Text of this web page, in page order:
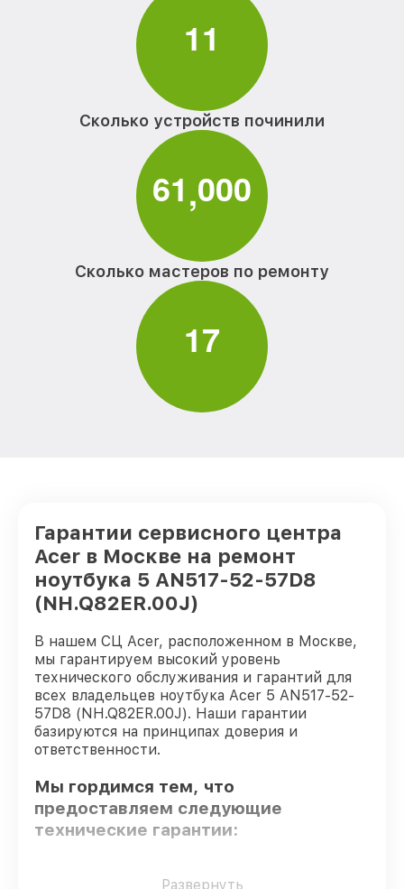
11
Сколько устройств починили
61,000
Сколько мастеров по ремонту
17
Гарантии сервисного центра
Acer в Москве на ремонт
ноутбука 5 AN517-52-57D8
(NH.Q82ER.00J)
В нашем СЦ Acer, расположенном в Москве,
мы гарантируем высокий уровень
технического обслуживания и гарантий для
всех владельцев ноутбука Acer 5 AN517-52-
57D8 (NH.Q82ER.00J). Наши гарантии
базируются на принципах доверия и
ответственности.
Мы гордимся тем, что
предоставляем следующие
технические гарантии:
Только фирменные комплектующие
Развернуть